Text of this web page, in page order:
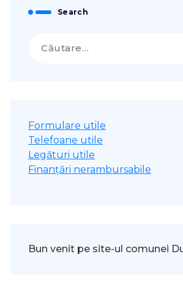
Search
după:
Formulare utile
Telefoane utile
Legături utile
Finanțări nerambursabile
Bun venit pe site-ul comunei